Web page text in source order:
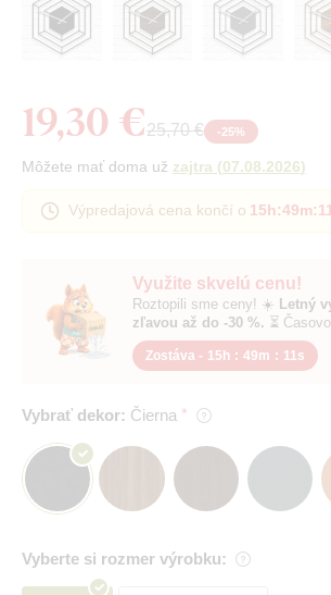
Využite skvelú cenu!
Roztopili sme ceny! ☀️ Letný
zľavou až do -30 %. ⏳
Zostáva - 15h : 49m : 11s
Vybrať dekor: Čierna
Vyberte si rozmer výrobku:
19,30 €25,70 € -25%
Môžete mať doma už zajtra (07.08.2026)
Výpredajová cena končí o 15h:49m: